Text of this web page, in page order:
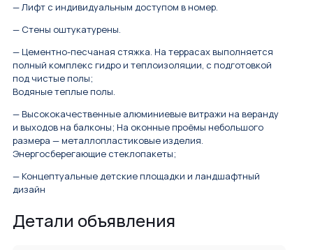
— Лифт с индивидуальным доступом в номер.
— Стены оштукатурены.
— Цементно-песчаная стяжка. На террасах выполняется
полный комплекс гидро и теплоизоляции, с подготовкой
под чистые полы;
Водяные теплые полы.
— Высококачественные алюминиевые витражи на веранду
и выходов на балконы; На оконные проёмы небольшого
размера — металлопластиковые изделия.
Энергосберегающие стеклопакеты;
— Концептуальные детские площадки и ландшафтный
дизайн
Детали объявления